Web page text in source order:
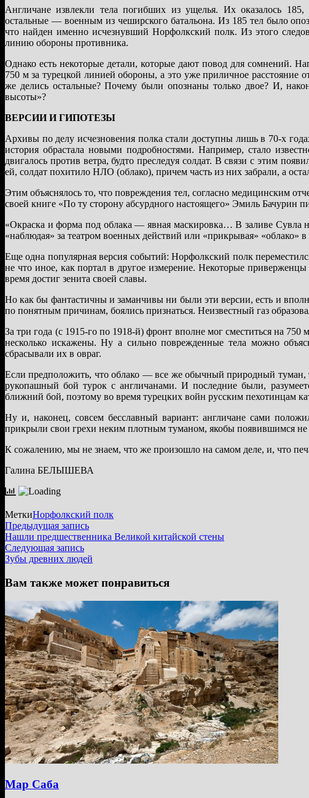
Англичане извлекли тела погибших из ущелья. Их оказалось
остальные — военным из чеширского батальона. Из 185 тел было
что найден именно исчезнувший Норфолкский полк. Из этого
линию обороны противника.
Однако есть некоторые детали, которые дают повод для сомнений.
750 м за турецкой линией обороны, а это уже приличное расстояние
же делись остальные? Почему были опознаны только двое? И,
высоты»?
ВЕРСИИ И ГИПОТЕЗЫ
Архивы по делу исчезновения полка стали доступны лишь в 70-х
история обрастала новыми подробностями. Например, стало
двигалось против ветра, будто преследуя солдат. В связи с этим
ей, солдат похитило НЛО (облако), причем часть из них забрали, а
Этим объяснялось то, что повреждения тел, согласно медицинским
своей книге «По ту сторону абсурдного настоящего» Эмиль Бачурин
«Окраска и форма под облака — явная маскировка… В заливе Сувла
«наблюдая» за театром военных действий или «прикрывая» «облако» в
Еще одна популярная версия событий: Норфолкский полк
не что иное, как портал в другое измерение. Некоторые
время достиг зенита своей славы.
Но как бы фантастичны и заманчивы ни были эти версии, есть и
по понятным причинам, боялись признаться. Неизвестный газ
За три года (с 1915-го по 1918-й) фронт вполне мог сместиться на
несколько искажены. Ну а сильно поврежденные тела можно
сбрасывали их в овраг.
Если предположить, что облако — все же обычный природный туман,
рукопашный бой турок с англичанами. И последние были,
ближний бой, поэтому во время турецких войн русским пехотинцам
Ну и, наконец, совсем бесславный вариант: англичане сами
прикрыли свои грехи неким плотным туманом, якобы появившимся не
К сожалению, мы не знаем, что же произошло на самом деле, и, что
Галина БЕЛЫШЕВА
МеткиНорфолкский полк
Навигация
по
записям
Предыдущая записьПредыдущая
запись:
Нашли предшественника Великой китайской стены
Следующая записьСледующая
запись:
Зубы древних людей
Вам также может понравиться
Мар Саба